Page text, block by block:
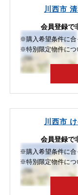
川西市
会員登録で
※購入希望条件に合
※特別限定物件につ
川西市
会員登録で
※購入希望条件に合
※特別限定物件につ